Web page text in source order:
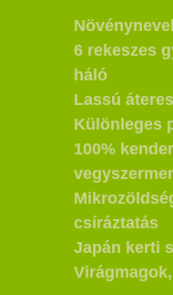
6 rekeszes
háló
Lassú
Különleges
100%
csíráztatás
Japán kerti